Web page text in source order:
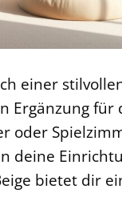
einer
Ergänzung für
oder
deine
bietet dir